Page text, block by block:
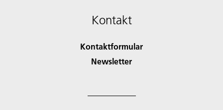
Kontakt
Kontaktformular
Newsletter